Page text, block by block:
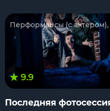
Перформансы (с актером),
9.9
Последняя